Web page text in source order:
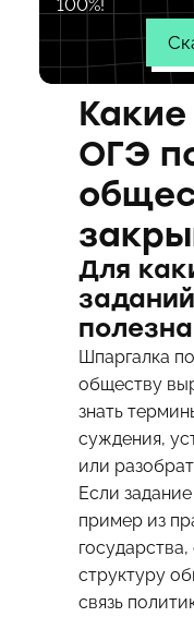
100%!
ОГЭ
Для
полезна
Шпаргалка
обществу
знать
суждения,
или
Если
пример из
структуру
связь